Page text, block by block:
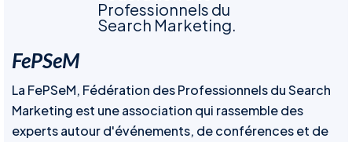
FePSeM
La FePSeM, Fédération des Professionnels du Search
Marketing est une association qui rassemble des
experts autour d'événements, de conférences et de